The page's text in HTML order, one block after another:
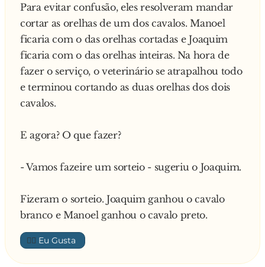
Para evitar confusão, eles resolveram mandar
cortar as orelhas de um dos cavalos. Manoel
ficaria com o das orelhas cortadas e Joaquim
ficaria com o das orelhas inteiras. Na hora de
fazer o serviço, o veterinário se atrapalhou todo
e terminou cortando as duas orelhas dos dois
cavalos.
E agora? O que fazer?
- Vamos fazeire um sorteio - sugeriu o Joaquim.
Fizeram o sorteio. Joaquim ganhou o cavalo
branco e Manoel ganhou o cavalo preto.
👍🏼